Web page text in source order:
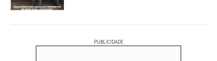
PUBLICIDADE